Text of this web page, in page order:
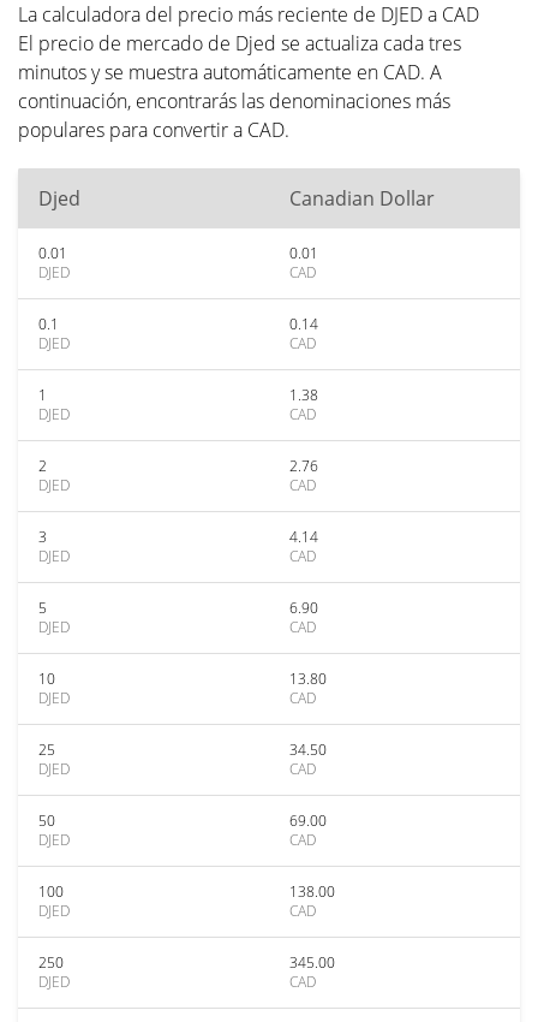
La calculadora del precio más reciente de DJED a CAD
El precio de mercado de Djed se actualiza cada tres
minutos y se muestra automáticamente en CAD. A
continuación, encontrarás las denominaciones más
populares para convertir a CAD.
Djed Canadian Dollar
0.01
DJED
0.01
CAD
0.1
DJED
0.14
CAD
1
DJED
1.38
CAD
2
DJED
2.76
CAD
3
DJED
4.14
CAD
5
DJED
6.90
CAD
10
DJED
13.80
CAD
25
DJED
34.50
CAD
50
DJED
69.00
CAD
100
DJED
138.00
CAD
250
DJED
345.00
CAD